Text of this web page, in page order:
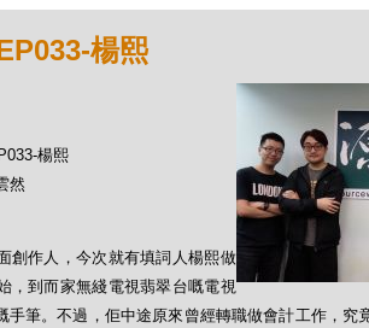
楊熙
楊熙
然
創作人，今次就有填詞人楊熙做
，到而家無綫電視翡翠台嘅電視
手筆。不過，佢中途原來曾經轉職做會計工作，究